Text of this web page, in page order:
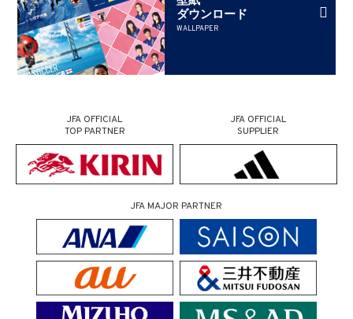
ダウンロード
WALLPAPER
JFA OFFICIAL
TOP PARTNER
JFA OFFICIAL
SUPPLIER
JFA MAJOR PARTNER